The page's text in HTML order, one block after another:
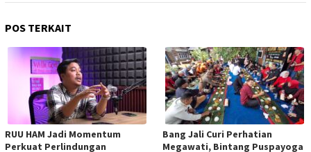
POS TERKAIT
RUU HAM Jadi Momentum
Perkuat Perlindungan
Bang Jali Curi Perhatian
Megawati, Bintang Puspayoga